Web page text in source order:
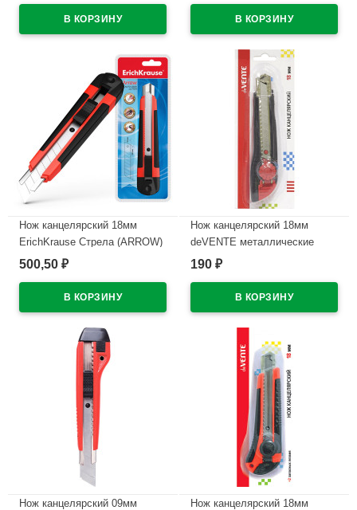
арт.19158 (Ст.12/96)
Нож канцелярский 18мм
ErichKrause Стрела (ARROW)
с автоматической фиксацией
500,50 ₽
Нож канцелярский 18мм
deVENTE металлические
направляющие арт.4090308
190 ₽
Нож канцелярский 09мм
Нож канцелярский 18мм